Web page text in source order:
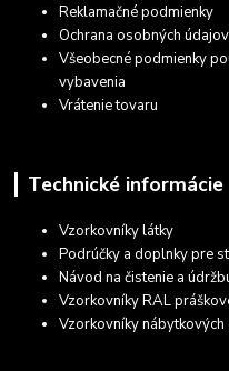
Reklamačné podmienky
Ochrana osobných údajov
Všeobecné podmienky
vybavenia
Vrátenie tovaru
Technické informácie
Vzorkovníky látky
Podrúčky a doplnky pre
Návod na čistenie a
Vzorkovníky RAL
Vzorkovníky nábytkových